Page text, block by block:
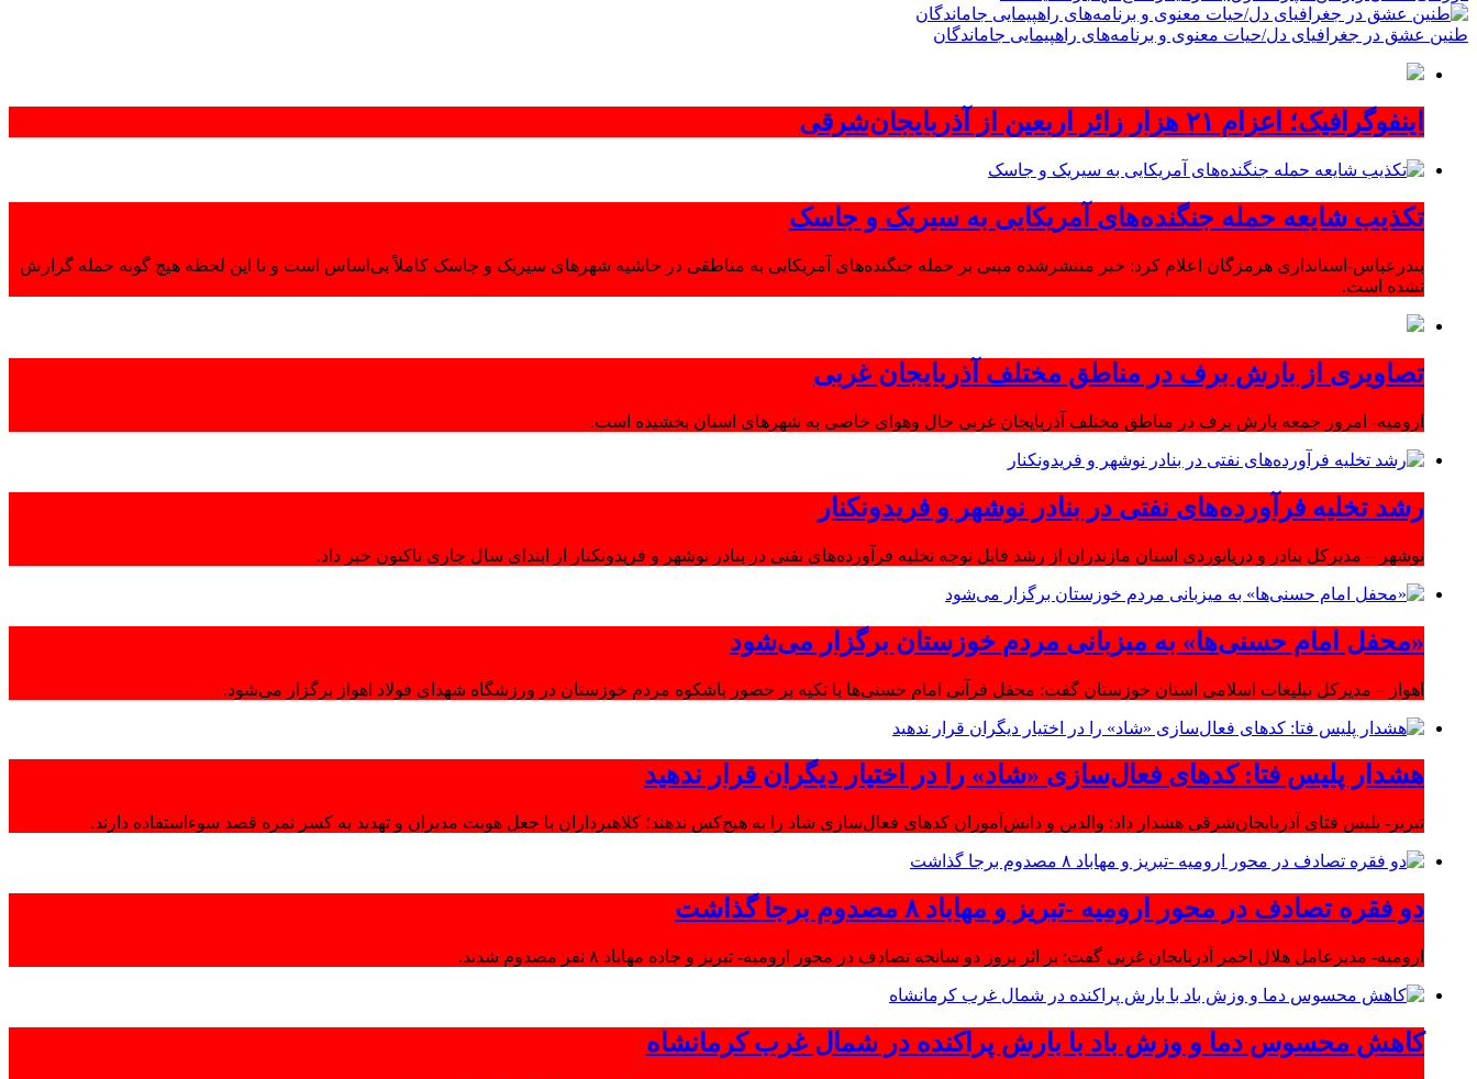
طنین عشق در جغرافیای دل/حیات معنوی و برنامه‌های راهپیمایی جاماندگان
اینفوگرافیک؛ اعزام ۲۱ هزار زائر اربعین از آذربایجان‌شرقی
تکذیب شایعه حمله جنگنده‌های آمریکایی به سیریک و جاسک
بندرعباس-استانداری هرمزگان اعلام کرد: خبر منتشرشده مبنی بر حمله جنگنده‌های آمریکایی به مناطقی در حاشیه شهرهای سیریک و جاسک کاملاً بی‌اساس است و تا این لحظه هیچ گونه حمله گزارش
نشده است.
تصاویری از بارش برف در مناطق مختلف آذربایجان غربی
ارومیه- امروز جمعه بارش برف در مناطق مختلف آذربایجان غربی حال وهوای خاصی به شهرهای استان بخشیده است.
رشد تخلیه فرآورده‌های نفتی در بنادر نوشهر و فریدونکنار
نوشهر – مدیرکل بنادر و دریانوردی استان مازندران از رشد قابل توجه تخلیه فرآورده‌های نفتی در بنادر نوشهر و فریدونکنار از ابتدای سال جاری تاکنون خبر داد.
«محفل امام حسنی‌ها» به میزبانی مردم خوزستان برگزار می‌شود
اهواز – مدیرکل تبلیغات اسلامی استان خوزستان گفت: محفل قرآنی امام حسنی‌ها با تکیه بر حضور باشکوه مردم خوزستان در ورزشگاه شهدای فولاد اهواز برگزار می‌شود.
هشدار پلیس فتا: کدهای فعال‌سازی «شاد» را در اختیار دیگران قرار ندهید
تبریز- پلیس فتای آذربایجان‌شرقی هشدار داد: والدین و دانش‌آموزان کدهای فعال‌سازی شاد را به هیچ‌کس ندهند؛ کلاهبرداران با جعل هویت مدیران و تهدید به کسر نمره قصد سوءاستفاده دارند.
دو فقره تصادف در محور ارومیه -تبریز و مهاباد ۸ مصدوم برجا گذاشت
ارومیه- مدیرعامل هلال احمر آذربایجان غربی گفت: بر اثر بروز دو سانحه تصادف در محور ارومیه- تبریز و جاده مهاباد ۸ نفر مصدوم شدند.
کاهش محسوس دما و وزش باد با بارش پراکنده در شمال غرب کرمانشاه